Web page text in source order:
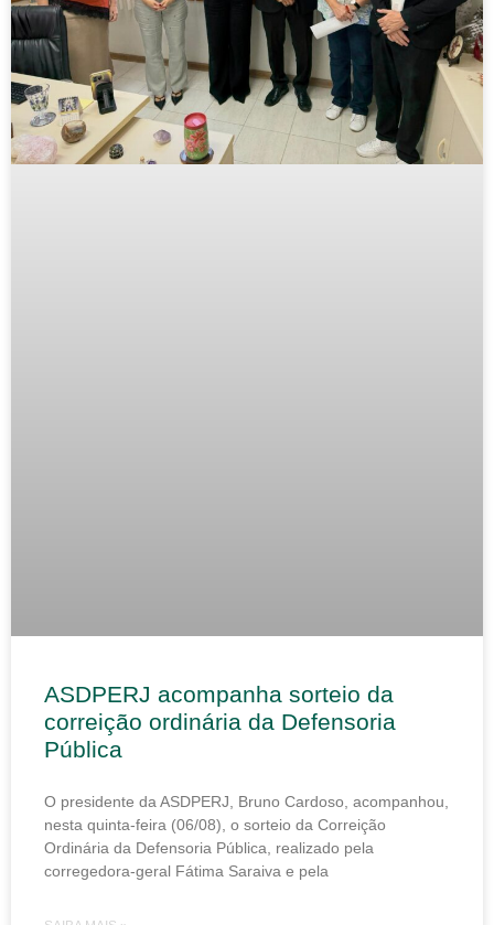
ASDPERJ acompanha sorteio da
correição ordinária da Defensoria
Pública
O presidente da ASDPERJ, Bruno Cardoso, acompanhou,
nesta quinta-feira (06/08), o sorteio da Correição
Ordinária da Defensoria Pública, realizado pela
corregedora-geral Fátima Saraiva e pela